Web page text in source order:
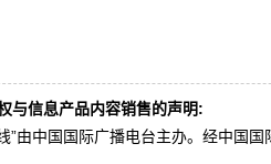
与信息产品内容销售的声明:
”由中国国际广播电台主办。经中国